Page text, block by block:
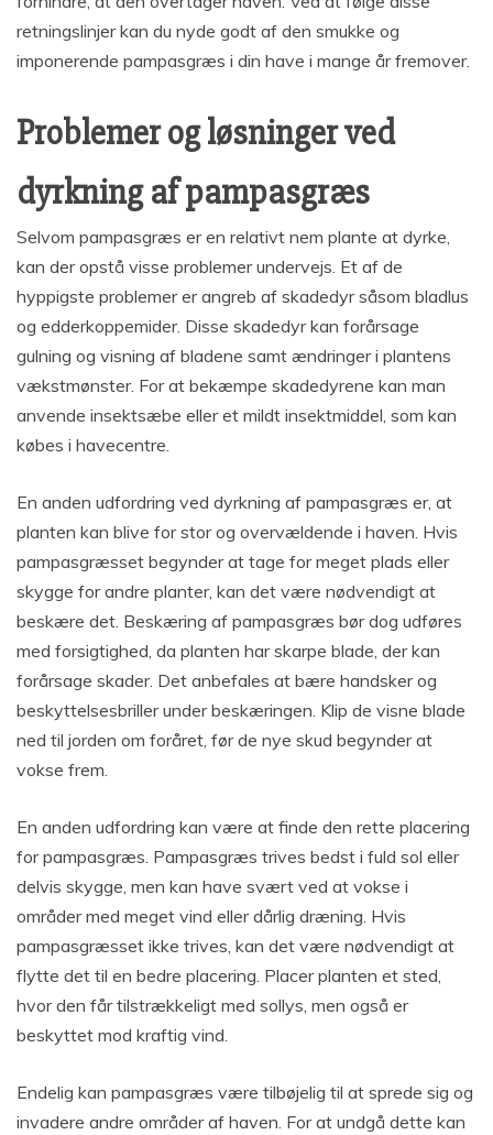
retningslinjer kan du nyde godt af den smukke og
imponerende pampasgræs i din have i mange år fremover.
Problemer og løsninger ved
dyrkning af pampasgræs
Selvom pampasgræs er en relativt nem plante at dyrke,
kan der opstå visse problemer undervejs. Et af de
hyppigste problemer er angreb af skadedyr såsom bladlus
og edderkoppemider. Disse skadedyr kan forårsage
gulning og visning af bladene samt ændringer i plantens
vækstmønster. For at bekæmpe skadedyrene kan man
anvende insektsæbe eller et mildt insektmiddel, som kan
købes i havecentre.
En anden udfordring ved dyrkning af pampasgræs er, at
planten kan blive for stor og overvældende i haven. Hvis
pampasgræsset begynder at tage for meget plads eller
skygge for andre planter, kan det være nødvendigt at
beskære det. Beskæring af pampasgræs bør dog udføres
med forsigtighed, da planten har skarpe blade, der kan
forårsage skader. Det anbefales at bære handsker og
beskyttelsesbriller under beskæringen. Klip de visne blade
ned til jorden om foråret, før de nye skud begynder at
vokse frem.
En anden udfordring kan være at finde den rette placering
for pampasgræs. Pampasgræs trives bedst i fuld sol eller
delvis skygge, men kan have svært ved at vokse i
områder med meget vind eller dårlig dræning. Hvis
pampasgræsset ikke trives, kan det være nødvendigt at
flytte det til en bedre placering. Placer planten et sted,
hvor den får tilstrækkeligt med sollys, men også er
beskyttet mod kraftig vind.
Endelig kan pampasgræs være tilbøjelig til at sprede sig og
invadere andre områder af haven. For at undgå dette kan